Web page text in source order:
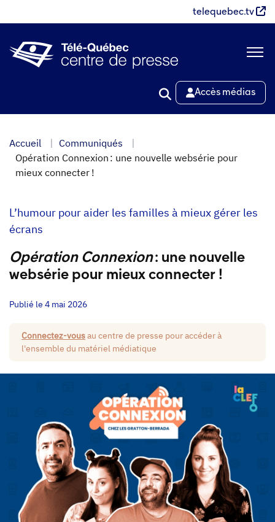
au
principal
telequebec.tv
Accès médias
Accueil
Communiqués
Opération Connexion : une nouvelle websérie pour
mieux connecter !
L’humour pour aider les familles à mieux gérer les
écrans
Opération Connexion: une nouvelle
websérie pour mieux connecter !
Publié le 4 mai 2026
Connectez-vousau centre de presse pour accéder à
l'ensemble du matériel médiatique